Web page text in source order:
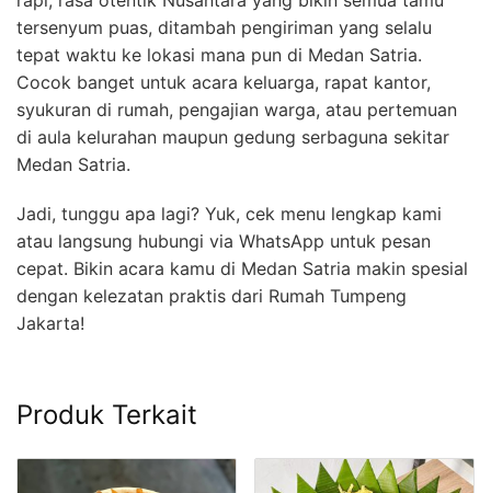
tersenyum puas, ditambah pengiriman yang selalu
tepat waktu ke lokasi mana pun di Medan Satria.
Cocok banget untuk acara keluarga, rapat kantor,
syukuran di rumah, pengajian warga, atau pertemuan
di aula kelurahan maupun gedung serbaguna sekitar
Medan Satria.
Jadi, tunggu apa lagi? Yuk, cek menu lengkap kami
atau langsung hubungi via WhatsApp untuk pesan
cepat. Bikin acara kamu di Medan Satria makin spesial
dengan kelezatan praktis dari Rumah Tumpeng
Jakarta!
Produk Terkait